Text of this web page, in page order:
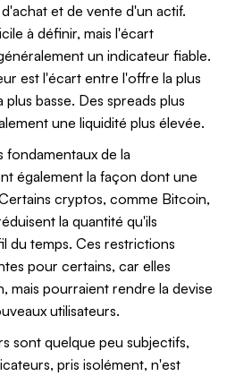
et de vente d'un actif.
à définir, mais l'écart
un indicateur fiable.
est l'écart entre l'offre la plus
basse. Des spreads plus
une liquidité plus élevée.
fondamentaux de la
également la façon dont une
cryptos, comme Bitcoin,
la quantité qu'ils
du temps. Ces restrictions
pour certains, car elles
mais pourraient rendre la devise
utilisateurs.
sont quelque peu subjectifs,
pris isolément, n'est